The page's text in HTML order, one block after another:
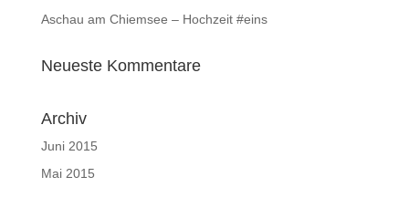
Aschau am Chiemsee – Hochzeit #eins
Neueste Kommentare
Archiv
Juni 2015
Mai 2015